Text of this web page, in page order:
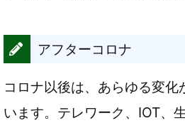
アフターコロナ
コロナ以後は、あらゆる変
います。テレワーク、IOT、